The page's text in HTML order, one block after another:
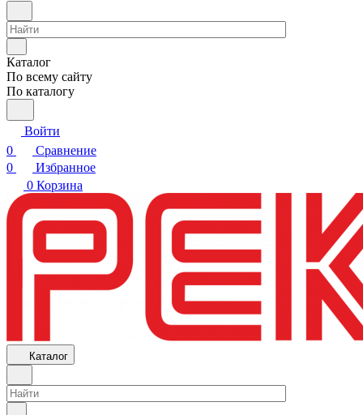
Каталог
По всему сайту
По каталогу
Войти
0
Сравнение
0
Избранное
0 Корзина
Каталог